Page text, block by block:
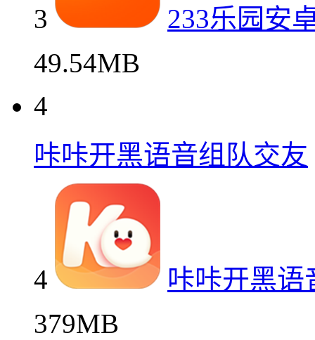
3
233乐园安
49.54MB
4
咔咔开黑语音组队交友
4
咔咔开黑语
379MB